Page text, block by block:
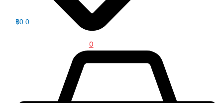
0
฿0 0